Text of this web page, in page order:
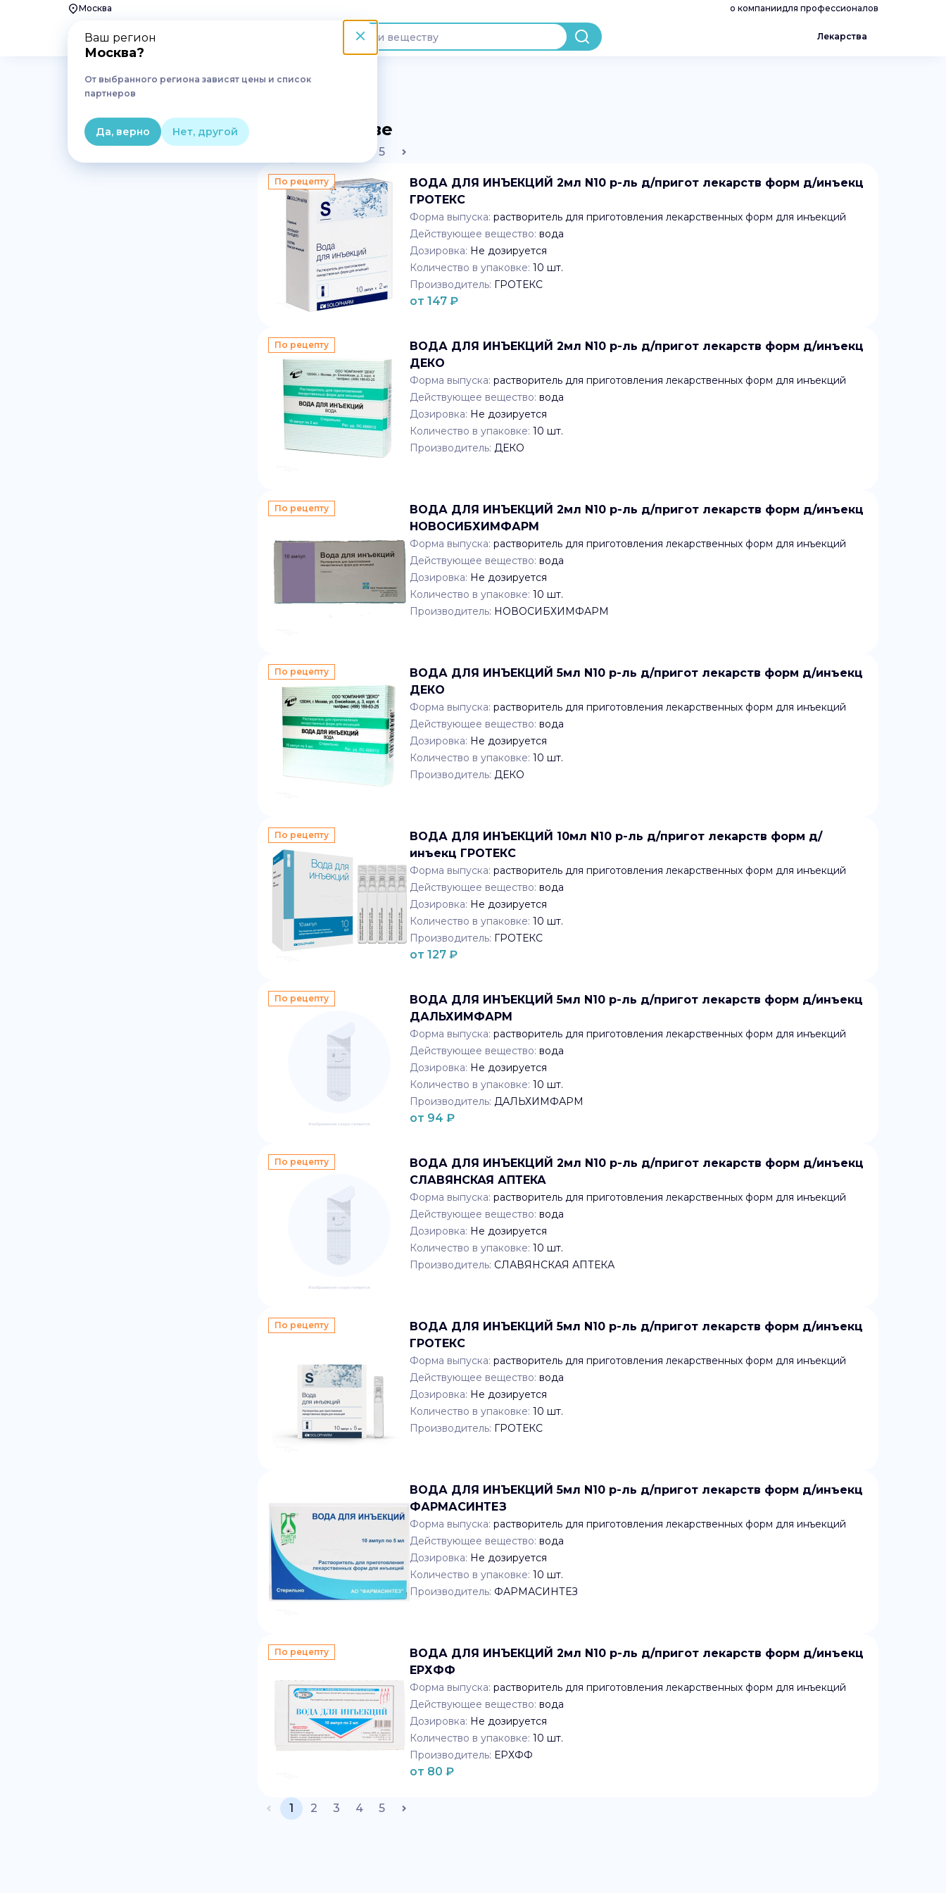
Москва
Ваш регион
Москва?
От выбранного региона зависят цены и список
партнеров
Да, верно Нет, другой
о компаниидля профессионалов
Лекарства
Лекарства Анестезия, реанимация
Растворы для анестезии в Москве
5
По рецепту
ВОДА ДЛЯ ИНЪЕКЦИЙ 2мл N10 р-ль д/пригот лекарств форм д/инъекц
ГРОТЕКС
Форма выпуска: растворитель для приготовления лекарственных форм для инъекций
Действующее вещество: вода
Дозировка: Не дозируется
Количество в упаковке: 10 шт.
Производитель: ГРОТЕКС
от 147 ₽
По рецепту
ВОДА ДЛЯ ИНЪЕКЦИЙ 2мл N10 р-ль д/пригот лекарств форм д/инъекц
ДЕКО
Форма выпуска: растворитель для приготовления лекарственных форм для инъекций
Действующее вещество: вода
Дозировка: Не дозируется
Количество в упаковке: 10 шт.
Производитель: ДЕКО
По рецепту
ВОДА ДЛЯ ИНЪЕКЦИЙ 2мл N10 р-ль д/пригот лекарств форм д/инъекц
НОВОСИБХИМФАРМ
Форма выпуска: растворитель для приготовления лекарственных форм для инъекций
Действующее вещество: вода
Дозировка: Не дозируется
Количество в упаковке: 10 шт.
Производитель: НОВОСИБХИМФАРМ
По рецепту
ВОДА ДЛЯ ИНЪЕКЦИЙ 5мл N10 р-ль д/пригот лекарств форм д/инъекц
ДЕКО
Форма выпуска: растворитель для приготовления лекарственных форм для инъекций
Действующее вещество: вода
Дозировка: Не дозируется
Количество в упаковке: 10 шт.
Производитель: ДЕКО
По рецепту
ВОДА ДЛЯ ИНЪЕКЦИЙ 10мл N10 р-ль д/пригот лекарств форм д/
инъекц ГРОТЕКС
Форма выпуска: растворитель для приготовления лекарственных форм для инъекций
Действующее вещество: вода
Дозировка: Не дозируется
Количество в упаковке: 10 шт.
Производитель: ГРОТЕКС
от 127 ₽
По рецепту
ВОДА ДЛЯ ИНЪЕКЦИЙ 5мл N10 р-ль д/пригот лекарств форм д/инъекц
ДАЛЬХИМФАРМ
Форма выпуска: растворитель для приготовления лекарственных форм для инъекций
Действующее вещество: вода
Дозировка: Не дозируется
Количество в упаковке: 10 шт.
Производитель: ДАЛЬХИМФАРМ
от 94 ₽
По рецепту
ВОДА ДЛЯ ИНЪЕКЦИЙ 2мл N10 р-ль д/пригот лекарств форм д/инъекц
СЛАВЯНСКАЯ АПТЕКА
Форма выпуска: растворитель для приготовления лекарственных форм для инъекций
Действующее вещество: вода
Дозировка: Не дозируется
Количество в упаковке: 10 шт.
Производитель: СЛАВЯНСКАЯ АПТЕКА
По рецепту
ВОДА ДЛЯ ИНЪЕКЦИЙ 5мл N10 р-ль д/пригот лекарств форм д/инъекц
ГРОТЕКС
Форма выпуска: растворитель для приготовления лекарственных форм для инъекций
Действующее вещество: вода
Дозировка: Не дозируется
Количество в упаковке: 10 шт.
Производитель: ГРОТЕКС
ВОДА ДЛЯ ИНЪЕКЦИЙ 5мл N10 р-ль д/пригот лекарств форм д/инъекц
ФАРМАСИНТЕЗ
Форма выпуска: растворитель для приготовления лекарственных форм для инъекций
Действующее вещество: вода
Дозировка: Не дозируется
Количество в упаковке: 10 шт.
Производитель: ФАРМАСИНТЕЗ
По рецепту
ВОДА ДЛЯ ИНЪЕКЦИЙ 2мл N10 р-ль д/пригот лекарств форм д/инъекц
ЕРХФФ
Форма выпуска: растворитель для приготовления лекарственных форм для инъекций
Действующее вещество: вода
Дозировка: Не дозируется
Количество в упаковке: 10 шт.
Производитель: ЕРХФФ
от 80 ₽
1 2 3 4 5